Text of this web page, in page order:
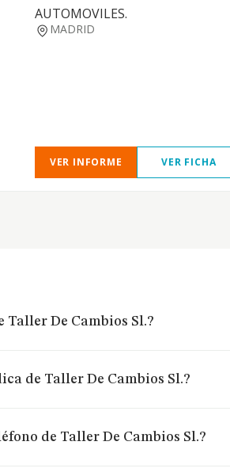
AUTOMOVILES.
MADRID
VER INFORME VER FICHA
Taller De Cambios Sl.?
de Taller De Cambios Sl.?
de Taller De Cambios Sl.?